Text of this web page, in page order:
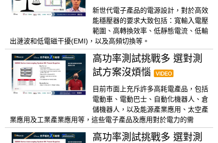
新世代電子產品的電源設計，對於高效
能穩壓器的要求大致包括：寬輸入電壓
範圍、高轉換效率、低靜態電流、低輸
出漣波和低電磁干擾(EMI)，以及高頻切換等。
高功率測試挑戰多 選對測
試方案沒煩惱
目前市面上充斥許多高耗電產品，包括
電動車、電動巴士、自動化機器人、倉
儲機器人，以及能源產業應用、太空產
業應用及工業產業應用等，這些電子產品及應用對於電力的需
高功率測試挑戰多 選對測